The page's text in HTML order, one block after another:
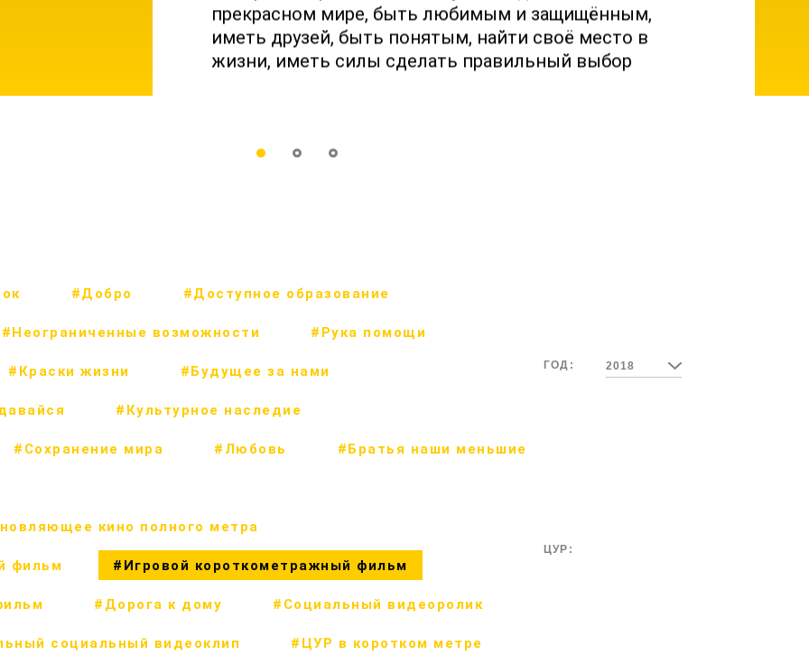
прекрасном мире, быть любимым и защищённым,
иметь друзей, быть понятым, найти своё место в
жизни, иметь силы сделать правильный выбор
#Добро #Доступное образование
#Неограниченные возможности #Рука помощи
#Краски жизни #Будущее за нами
#Культурное наследие
#Сохранение мира #Любовь #Братья наши меньшие
ГОД: 2018
кино полного метра
фильм #Игровой короткометражный фильм
#Дорога к дому #Социальный видеоролик
социальный видеоклип #ЦУР в коротком метре
ЦУР: